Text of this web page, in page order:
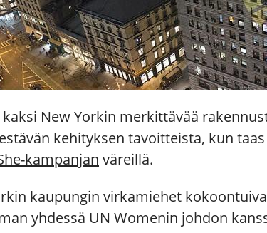
New Yorkin merkittävää
kehityksen tavoitteista, kun
kampanjan väreillä.
kaupungin virkamiehet
yhdessä UN Womenin johdon